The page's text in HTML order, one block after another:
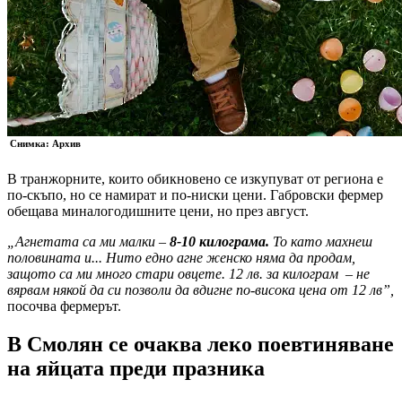
Снимка: Архив
В транжорните, които обикновено се изкупуват от региона е
по-скъпо, но се намират и по-ниски цени. Габровски фермер
обещава миналогодишните цени, но през август.
„Агнетата са ми малки – 8-10 килограма. То като махнеш
половината и... Нито едно агне женско няма да продам,
защото са ми много стари овцете. 12 лв. за килограм – не
вярвам някой да си позволи да вдигне по-висока цена от 12 лв”,
посочва фермерът.
В Смолян се очаква леко поевтиняване
на яйцата преди празника